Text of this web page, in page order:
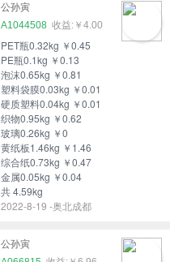
公孙寅
A1044508
￥4.00
PET瓶0.32kg ￥0.45
PE瓶0.1kg ￥0.13
泡沫0.65kg ￥0.81
塑料袋膜0.03kg ￥0.01
硬质塑料0.04kg ￥0.01
织物0.95kg ￥0.62
玻璃0.26kg ￥0
黄纸板1.46kg ￥1.46
综合纸0.73kg ￥0.47
金属0.05kg ￥0.04
共 4.59kg
2022-8-19 -奥北成都
公孙寅